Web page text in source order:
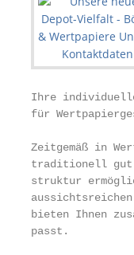
Ihre
für
Zeitgemäß in
traditionell gut
struktur
bieten Ihnen
passt.